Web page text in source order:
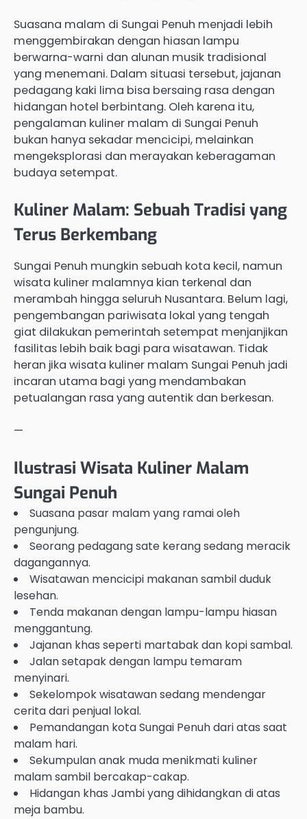
Suasana malam di Sungai Penuh menjadi lebih
menggembirakan dengan hiasan lampu
berwarna-warni dan alunan musik tradisional
yang menemani. Dalam situasi tersebut, jajanan
pedagang kaki lima bisa bersaing rasa dengan
hidangan hotel berbintang. Oleh karena itu,
pengalaman kuliner malam di Sungai Penuh
bukan hanya sekadar mencicipi, melainkan
mengeksplorasi dan merayakan keberagaman
budaya setempat.
Kuliner Malam: Sebuah Tradisi yang
Terus Berkembang
Sungai Penuh mungkin sebuah kota kecil, namun
wisata kuliner malamnya kian terkenal dan
merambah hingga seluruh Nusantara. Belum lagi,
pengembangan pariwisata lokal yang tengah
giat dilakukan pemerintah setempat menjanjikan
fasilitas lebih baik bagi para wisatawan. Tidak
heran jika wisata kuliner malam Sungai Penuh jadi
incaran utama bagi yang mendambakan
petualangan rasa yang autentik dan berkesan.
—
Ilustrasi Wisata Kuliner Malam
Sungai Penuh
Suasana pasar malam yang ramai oleh
pengunjung.
Seorang pedagang sate kerang sedang meracik
dagangannya.
Wisatawan mencicipi makanan sambil duduk
lesehan.
Tenda makanan dengan lampu-lampu hiasan
menggantung.
Jajanan khas seperti martabak dan kopi sambal.
Jalan setapak dengan lampu temaram
menyinari.
Sekelompok wisatawan sedang mendengar
cerita dari penjual lokal.
Pemandangan kota Sungai Penuh dari atas saat
malam hari.
Sekumpulan anak muda menikmati kuliner
malam sambil bercakap-cakap.
Hidangan khas Jambi yang dihidangkan di atas
meja bambu.